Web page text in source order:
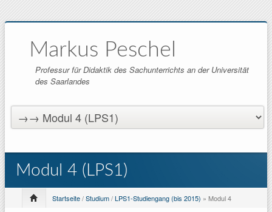
Markus Peschel
Professur für Didaktik des Sachunterrichts an der Universität
des Saarlandes
Modul 4 (LPS1)
Startseite/Studium/LPS1-Studiengang (bis 2015) » Modul 4